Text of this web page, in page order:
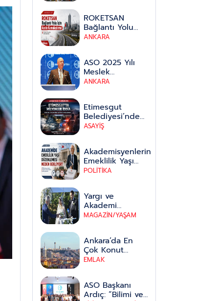
Üyelerinin
Emeklilik Yaşı
Düzenlemesi
Dönemin
Kapısını Aralıyor
ROKETSAN
Bağlantı Yolu
İçin Altındağ ve
ANKARA
ASO 2025 Yılı
Meslek
Komiteleri Ortak
Veren Vizyon
ANKARA
Etimesgut
Belediyesi’nde
milyonluk
genişliyor
ASAYİŞ
Akademisyenlerin
Emeklilik Yaşı
Düzenlemesi
POLİTİKA
Yargı ve
Akademi
Dünyasında
ile Bahadır
Erdem
Hayatlarını
MAGAZİN/YAŞAM
Ankara’da En
Çok Konut
Satılan İlçe Belli
EMLAK
ASO Başkanı
Ardıç: “Bilimi ve